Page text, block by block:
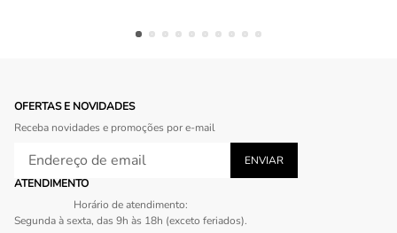
OFERTAS E NOVIDADES
Receba novidades e promoções por e-mail
ATENDIMENTO
Horário de atendimento:
Segunda à sexta, das 9h às 18h (exceto feriados).